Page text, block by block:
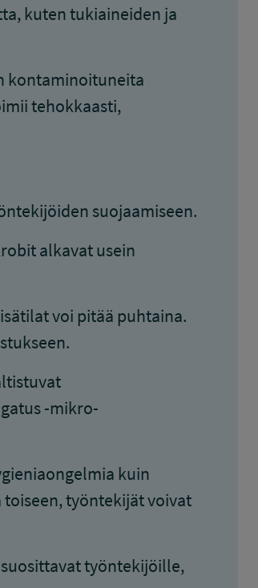
kuten tukiaineiden ja
kontaminoituneita
tehokkaasti,
suojaamiseen.
alkavat usein
voi pitää puhtaina.
-mikro-
kuin
toiseen, työntekijät voivat
työntekijöille,